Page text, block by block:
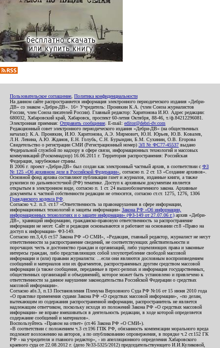
Пользовательское соглашение Политика конфиденциальности
На данном сайте распространяется информация электронного периодического издания «Дебри-
ДВ» со знаком «Дебри-ДВ». 16+ Учредитель: Пронякин К.А. (член Союза журналистов
России, член Союза писателей России). Главный редактор: Харитонова И.Ю. Адрес редакции:
680032, Хабаровский край, Хабаровск, проспект 60-летия Октября, 88-46, т./ф.84212296081.
Электронная приемная: Отправить сообщение . E-mail: editor@debri-dv.com
Редакционный совет электронного периодического издания «Дебри-ДВ» (на общественных
началах): К.А. Пронякин, И.Ю. Харитонова, А.Э. Мирмович, Ю.Н. Юрьев, Ю.В. Ковалев,
Л.Н. Левина, А.Ю. Жданов, Е.Н. Голубь, С.Н. Бурындин, Б.М. Сухинин, О.В. Егорова
Свидетельство о регистрации СМИ (Регистрационный номер) ЭЛ № ФС77-45537 выдано
Федеральной службой по надзору в сфере связи, информационных технологий и массовых
коммуникаций (Роскомнадзор) 16.06.2011 г. Территория распространения: Российская
Федерация, зарубежные страны.
В 2006 г. проект «Дебри-ДВ» был создан как электронный частный архив, в соответствии с ФЗ
№ 125 «Об архивном деле в Российской Федерации» , согласно п. 2 ст. 13 «Создание архивов».
Основной фонд архива составляют публикации газет и журналов, изданные книги, а также
рукописи по дальневосточной (РФ) тематике. Доступ к архивным документам является
открытым в электронном виде, согласно п. 1 ст. 24 вышеобозначенного закона. Архивные
документы к частной собственности редакции не относятся, согласно ст.ст. 1275, 1276, 1306
Гражданского кодекса РФ
Согласно ч.2. п.3. ст.17 «Ответственность за правонарушения в сфере информации,
информационных технологий и защиты информации» Закона РФ «Об информации,
информационных технологиях и о защите информации» (ФЗ-149 от 27.07.06 г.) архив «Дебри-
ДВ», хранящий информацию, гражданско-правовую ответственность за распространение
информации не несет. Сайт и редакция основываются и работают на основании ст.8 «Право на
доступ к информации» ФЗ-149.
Согласно пп.3,4,6 ст.57 Закона РФ «О СМИ», «Редакция, главный редактор, журналист не несут
ответственности за распространение сведений, не соответствующих действительности и
порочащих честь и достоинство граждан и организаций, либо ущемляющих права и законные
интересы граждан, либо представляющих собой злоупотребление свободой массовой
информации и (или) правами журналиста: ...если они являются дословным воспроизведением
сообщений и материалов или их фрагментов, распространенных другим средством массовой
информации (а также сообщения, переданные в пресс-релизах и информация государственных,
общественных организаций и объединений), которое может быть установлено и привлечено к
ответственности за данное нарушение законодательства Российской Федерации о средствах
массовой информации».
Согласно абз.3, п.13 Постановления Пленума Верховного Суда РФ №16 от 15 июня 2010 года
«О практике применения судами Закона РФ «О средствах массовой информации», «по делам,
вытекающим из содержания распространенной информации, распространитель не является
надлежащим ответчиком, поскольку исходя из положений Закона РФ «О средствах массовой
информации» не вправе вмешиваться в деятельность редакции, в ходе которой определяется
содержание сообщений и материалов».
Воспользуйтесь «Правом на ответ» (ст.46 Закона РФ «О СМИ»).
«В соответствии с положением ч.3 ст.196 ГПК РФ, обязанность компенсации морального вреда
подлежит возложению на авторов, а по опубликованию опровержения, в порядке ч.2 ст.152 ГК
РФ - на учредителя и главного редактор», - из апелляционного определения Хабаровского
краевого суда от 22.08.2012 г. (дело №33-5325/2012) председательствующего И.И.Куликовой,